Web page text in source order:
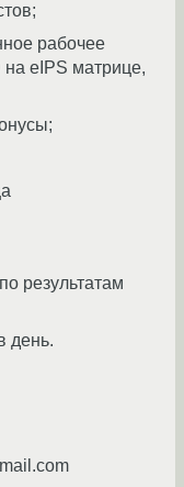
рабочее
eIPS матрице,
результатам
день.